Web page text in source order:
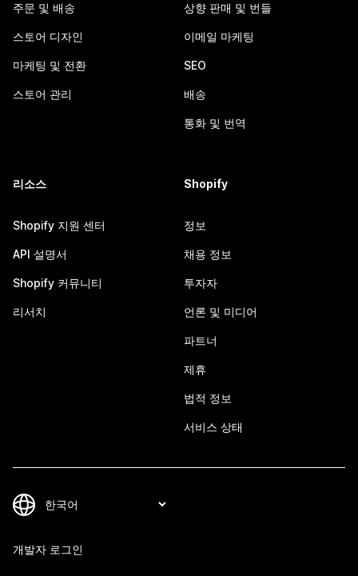
주문 및 배송
스토어 디자인
마케팅 및 전환
스토어 관리
상향 판매 및 번들
이메일 마케팅
SEO
배송
통화 및 번역
리소스
Shopify 지원 센터
API 설명서
Shopify 커뮤니티
리서치
Shopify
정보
채용 정보
투자자
언론 및 미디어
파트너
제휴
법적 정보
서비스 상태
개발자 로그인